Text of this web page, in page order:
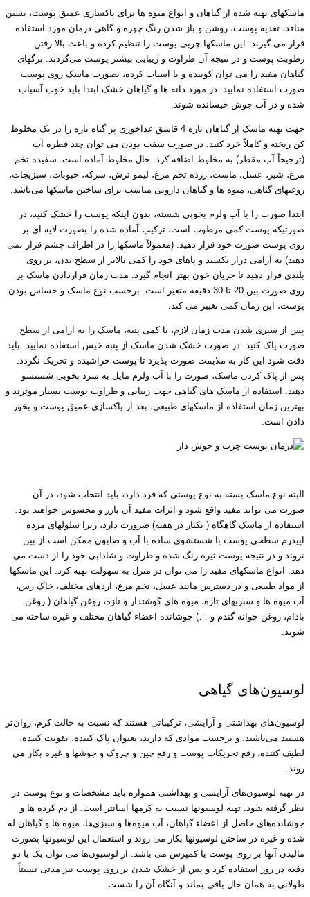
ماسکهای تهیه شده از گیاهان و انواع میوه ها برای پاکسازی عمیق پوست، بستن
منافذ، تغذیه پوست، روشن و باز شدن رنگ چهره و گاهی درمان مورد استفاده
قرار می گیرند. این ماسکها چربی پوست را تنظیم کرده و باعث بالا رفتن
رطوبت پوست و در نتیجه آن طراوت و زیبایی بیشتر پوست می‌گردند. برگهای
گیاهان مفید را می توان کوبیده و یا آسیاب کرده، بصورت ماسک روی پوست
صورت استفاده نمایید. در مورد دانه ها و گیاهان خشک ابتدا باید خوب آسیاب
شده و در آب جوش خیسانده شوند.
جهت تهیه ماسک از گیاهان تازه 4 قاشق غذاخوری پر گیاه تازه را در یک مخلوط
کن ریخته و کاملاً خرد کنید. در صورت سفت بودن می توان چند قطره آب
(ترجیحاً آب مقطر) به مخلوط اضافه کرد. حال مخلوط آماده است. سفیده تخم
مرغ، شیر، عسل، ماست، زرده تخم مرغ، لیمو ترش، سرکه، حبوبات، سبزیجات،
روغنهای گیاهی، میوه ها و گیاهان دارویی مناسب برای ساختن ماسکها می‌باشد.
ابتدا صورت را با آب ولرم بخوبی شسته، بدون اینکه پوست را خشک کنید، در
صورتیکه پوست کمی مرطوب است، ترکیب آماده شده را بصورت لایه ای بر
روی پوست صورت خود قرار دهید. (معمولاً ماسکها را در اطراف چشم قرار نمی
دهند) به آرامی دراز بکشید و پاهای خود را کمی بالاتر از سطح بدن، بر روی
بلندی قرار دهید تا جریان خون بهتر انجام گیرد. مدت زمان قراردادن ماسک بر
روی صورت بین 20 تا 30 دقیقه متغیر است. برحسب نوع ماسک و حساس بودن
پوست، این زمان کمی تغییر می کند.
پس از سپری شدن مدت زمان لازم، با کمی پنبه، ماسک را به آرامی از سطح
صورت پاک کنید. در صورت خشک شدن ماسک از پنبه خیس استفاده نمایید. باید
دقت شود این کار به ملایمت صورت پذیرد تا پوست خراشیده و تحریک نگردد.
پس از پاک کردن ماسک، صورت را با آب ولرم مایل به سرد بخوبی شستشو
دهید. استفاده از ماسک های گیاهی جهت زیبایی و طراوت پوست بسیار موثرند و
بهترین زمان استفاده از ماسکهای طبیعی، بعد از پاکسازی عمیق پوست و بخور
دادن است.
البته نوع ماسک بسته به نوع پوستی که فرد دارد، باید انتخاب شود، در آن
صورت می تواند مفید واقع شود و اثرات مفید آن بارز و محسوس خواهند بود.
استفاده از ماسک گاهگاه ( یکبار در هفته) ضرورت دارد، زیرا سلولهای مرده
اپیدرم سطحی پوست با شستشوی ساده با آب و صابون ممکن است از بین
نروند و در نتیجه پوست تیره رنگ شده و طراوت و شادابی خود را از دست می
دهد. انواع ماسکهای مفید را می توان در منزل به سهولت تهیه کرد. این ماسکها
از مواد طبیعی و در دسترس مانند عسل، تخم مرغ، آردهای مختلف، خاک رس،
آب میوه ها و سبزیهای تازه، میوه های گوشتدار و تازه، روغن گیاهان ( روغن
بادام، روغن جوانه گندم و …) جوشانده اعضاء گیاهان مختلف و غیره ساخته می
شوند.
لوسیون‌های گیاهی
لوسیون‌های بهداشتی و آرایشی، ترکیباتی هستند که نسبت به حالت کرم، روان‌تر
هستند می‌باشند. و برحسب موادی که دارند، بعنوان پاک کننده، تقویت کننده،
لطیف کننده، رفع تحریکات پوست و رفع چین و چروک و جوشها و غیره بکار می
روند.
در تهیه لوسیون‌های آرایشی و بهداشتی همواره باید مشخصات و نوع پوست در
نظر گرفته شود. تهیه لوسیونها نسبت به کرمها آسانتر است. از دم کرده ها و
جوشانده‌های حاصل از اعضاء گیاهان، آب میوه‌ها و سبزی‌ها، میوه ها و گیاهان له
شده و غیره در ساختن لوسیونها بکار می روند و استعمال این لوسیونها بصورت
مالیدن آنها بر روی پوست یا کمپرس می باشد. از لوسیون‌ها می توان یک یا دو
دفعه در روز استفاده کرد و پس از خشک شدن بر روی پوست نیز مدتی نسبتاً
طولانی به همان حال باقی بماند و آنگاه آن را شست.